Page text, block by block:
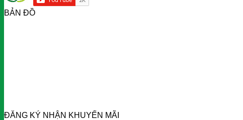
BẢN ĐỒ
ĐĂNG KÝ NHẬN KHUYẾN MÃI